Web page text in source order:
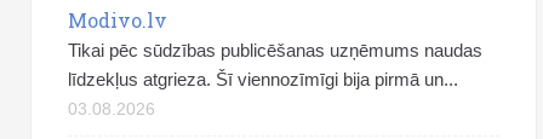
Modivo.lv
Tikai pēc sūdzības publicēšanas uzņēmums naudas
līdzekļus atgrieza. Šī viennozīmīgi bija pirmā un...
03.08.2026